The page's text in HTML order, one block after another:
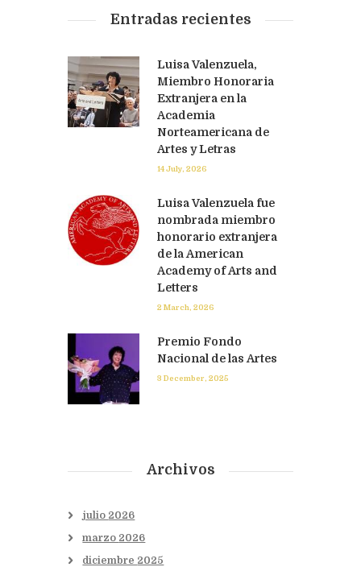
Entradas recientes
Luisa Valenzuela,
Miembro Honoraria
Extranjera en la
Academia
Norteamericana de
Artes y Letras
14 July, 2026
Luisa Valenzuela fue
nombrada miembro
honorario extranjera
de la American
Academy of Arts and
Letters
2 March, 2026
Premio Fondo
Nacional de las Artes
3 December, 2025
Archivos
julio 2026
marzo 2026
diciembre 2025